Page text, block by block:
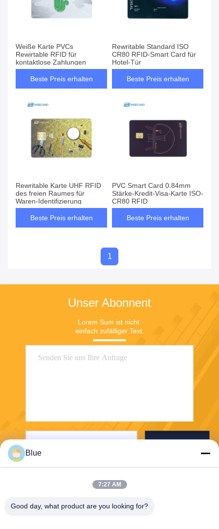
Weiße Karte PVCs
Rewirtable RFID für
kontaktlose Zahlungen
Beste Preis erhalten
Rewritable Standard ISO
CR80 RFID-Smart Card für
Hotel-Tür
Beste Preis erhalten
Rewritable Karte UHF RFID
des freien Raumes für
Waren-Identifizierung
Beste Preis erhalten
PVC Smart Card 0.84mm
Stärke-Kredit-Visa-Karte ISO-
CR80 RFID
Beste Preis erhalten
1
Unser Abonnent
Lorem Sum ist nicht
einfach zufälliger Text.
Blue
7:27 AM
Good day, what product are you looking for?